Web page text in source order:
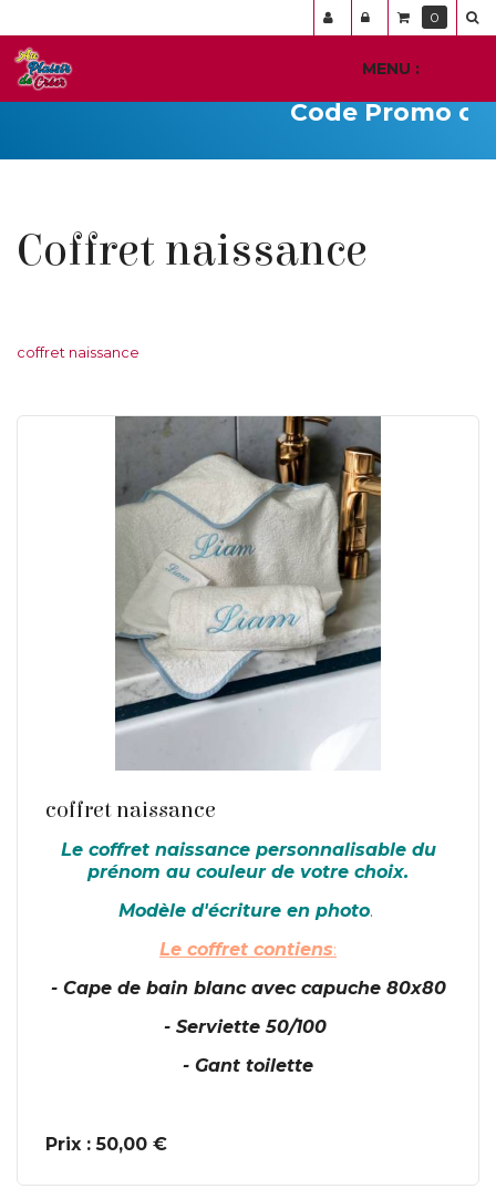
MENU :
Code Promo du
Coffret naissance
coffret naissance
coffret naissance
Le coffret naissance personnalisable du
prénom au couleur de votre choix.
Modèle d'écriture en photo.
Le coffret contiens:
- Cape de bain blanc avec capuche 80x80
- Serviette 50/100
- Gant toilette
Prix : 50,00 €
0